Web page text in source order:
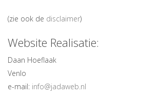
(zie ook de disclaimer)
Website Realisatie:
Daan Hoeflaak
Venlo
e-mail: info@jadaweb.nl